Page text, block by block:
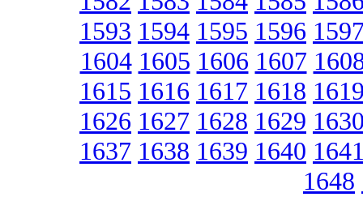
1593 1594 1595 1596
1604 1605 1606 1607
1615 1616 1617 1618
1626 1627 1628 1629
1637 1638 1639 1640
1648